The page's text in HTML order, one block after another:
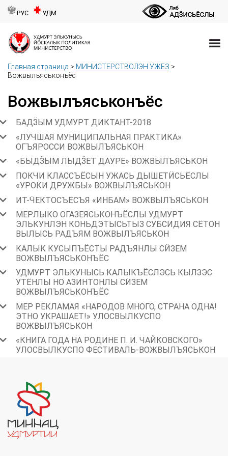
РУС УДМ
Главная страница > МИНИСТЕРСТВОЛЭН УЖЕЗ >
Вожвылъяськонъёс
Вожвылъяськонъёс
БАДӞЫМ УДМУРТ ДИКТАНТ-2018
«ЛУЧШАЯ МУНИЦИПАЛЬНАЯ ПРАКТИКА»
ОГЪЯРОССИ ВОЖВЫЛЪЯСЬКОН
«БЫДӞЫМ ЛЫДӞЕТ ДАУРЕ» ВОЖВЫЛЪЯСЬКОН
ПОКЧИ КЛАССЪЁСЫН УЖАСЬ ДЫШЕТӤСЬЁСЛЫ
«УРОКИ ДРУЖБЫ» ВОЖВЫЛЪЯСЬКОН
ИТ-ӴЕКТОСЪЁСЪЯ «ИНБАМ» ВОЖВЫЛЪЯСЬКОН
МЕРЛЫКО ОГАЗЕЯСЬКОНЪЁСЛЫ УДМУРТ
ЭЛЬКУНЛЭН КОНЬДЭТЫСЬТЫЗ СУБСИДИЯ СЁТОН
ВЫЛЫСЬ РАДЪЯМ ВОЖВЫЛЪЯСЬКОН
КАЛЫК КУСЫПЪЁСТЫ РАДЪЯНЛЫ СӤЗЕМ
ВОЖВЫЛЪЯСЬКОНЪЁС
УДМУРТ ЭЛЬКУНЫСЬ КАЛЫКЪЁСЛЭСЬ КЫЛЗЭС
УТЁНЛЫ НО АЗИНТОНЛЫ СӤЗЕМ
ВОЖВЫЛЪЯСЬКОНЪЁС
МЕР РЕКЛАМАЯ «НАРОДОВ МНОГО, СТРАНА ОДНА!
ЭТНО УКРАШАЕТ!» УЛОСВЫЛКУСПО
ВОЖВЫЛЪЯСЬКОН
«КНИГА ГОДА НА РОДИНЕ П. И. ЧАЙКОВСКОГО»
УЛОСВЫЛКУСПО ФЕСТИВАЛЬ-ВОЖВЫЛЪЯСЬКОН